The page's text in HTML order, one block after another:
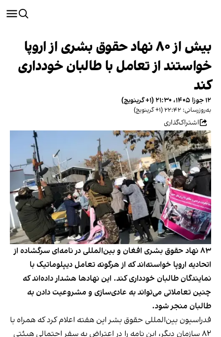
بیش از ۸۰ نهاد حقوق بشری از اروپا
خواستند از تعامل با طالبان خودداری
کند
۱۲ جوزا ۱۴۰۵، ۲۱:۳۰ (‎+۱ گرینویچ)
به‌روزرسانی: ۲۲:۴۲ (‎+۱ گرینویچ)
اشتراک‌گذاری
۸۳ نهاد حقوق بشری افغان و بین‌المللی در نامه‌ای سرگشاده از
اتحادیه اروپا خواسته‌اند که از هرگونه تعامل دیپلوماتیک با
نمایندگان طالبان خودداری کند. این نهادها هشدار داده‌اند که
چنین تعاملاتی می‌تواند به عادی‌سازی و مشروعیت‌ دادن به
طالبان منجر شود.
فدراسیون بین‌المللی حقوق بشر این هفته اعلام کرد که همراه با
۸۲ سازمان دیگر، این نامه را در اعتراض به سفر احتمالی هیئتی